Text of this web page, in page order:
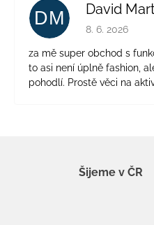
DM David
Hodnocení
8. 6. 2026
za mě super obchod s
to asi není úplně fashion,
pohodlí. Prostě věci na
Šijeme v ČR